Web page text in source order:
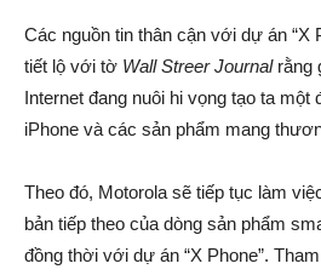
Các nguồn tin thân cận với dự án “X
tiết lộ với tờ Wall Streer Journalrằng
Internet đang nuôi hi vọng tạo ta một
iPhone và các sản phẩm mang
Theo đó, Motorola sẽ tiếp tục làm
bản tiếp theo của dòng sản phẩm
đồng thời với dự án “X Phone”.